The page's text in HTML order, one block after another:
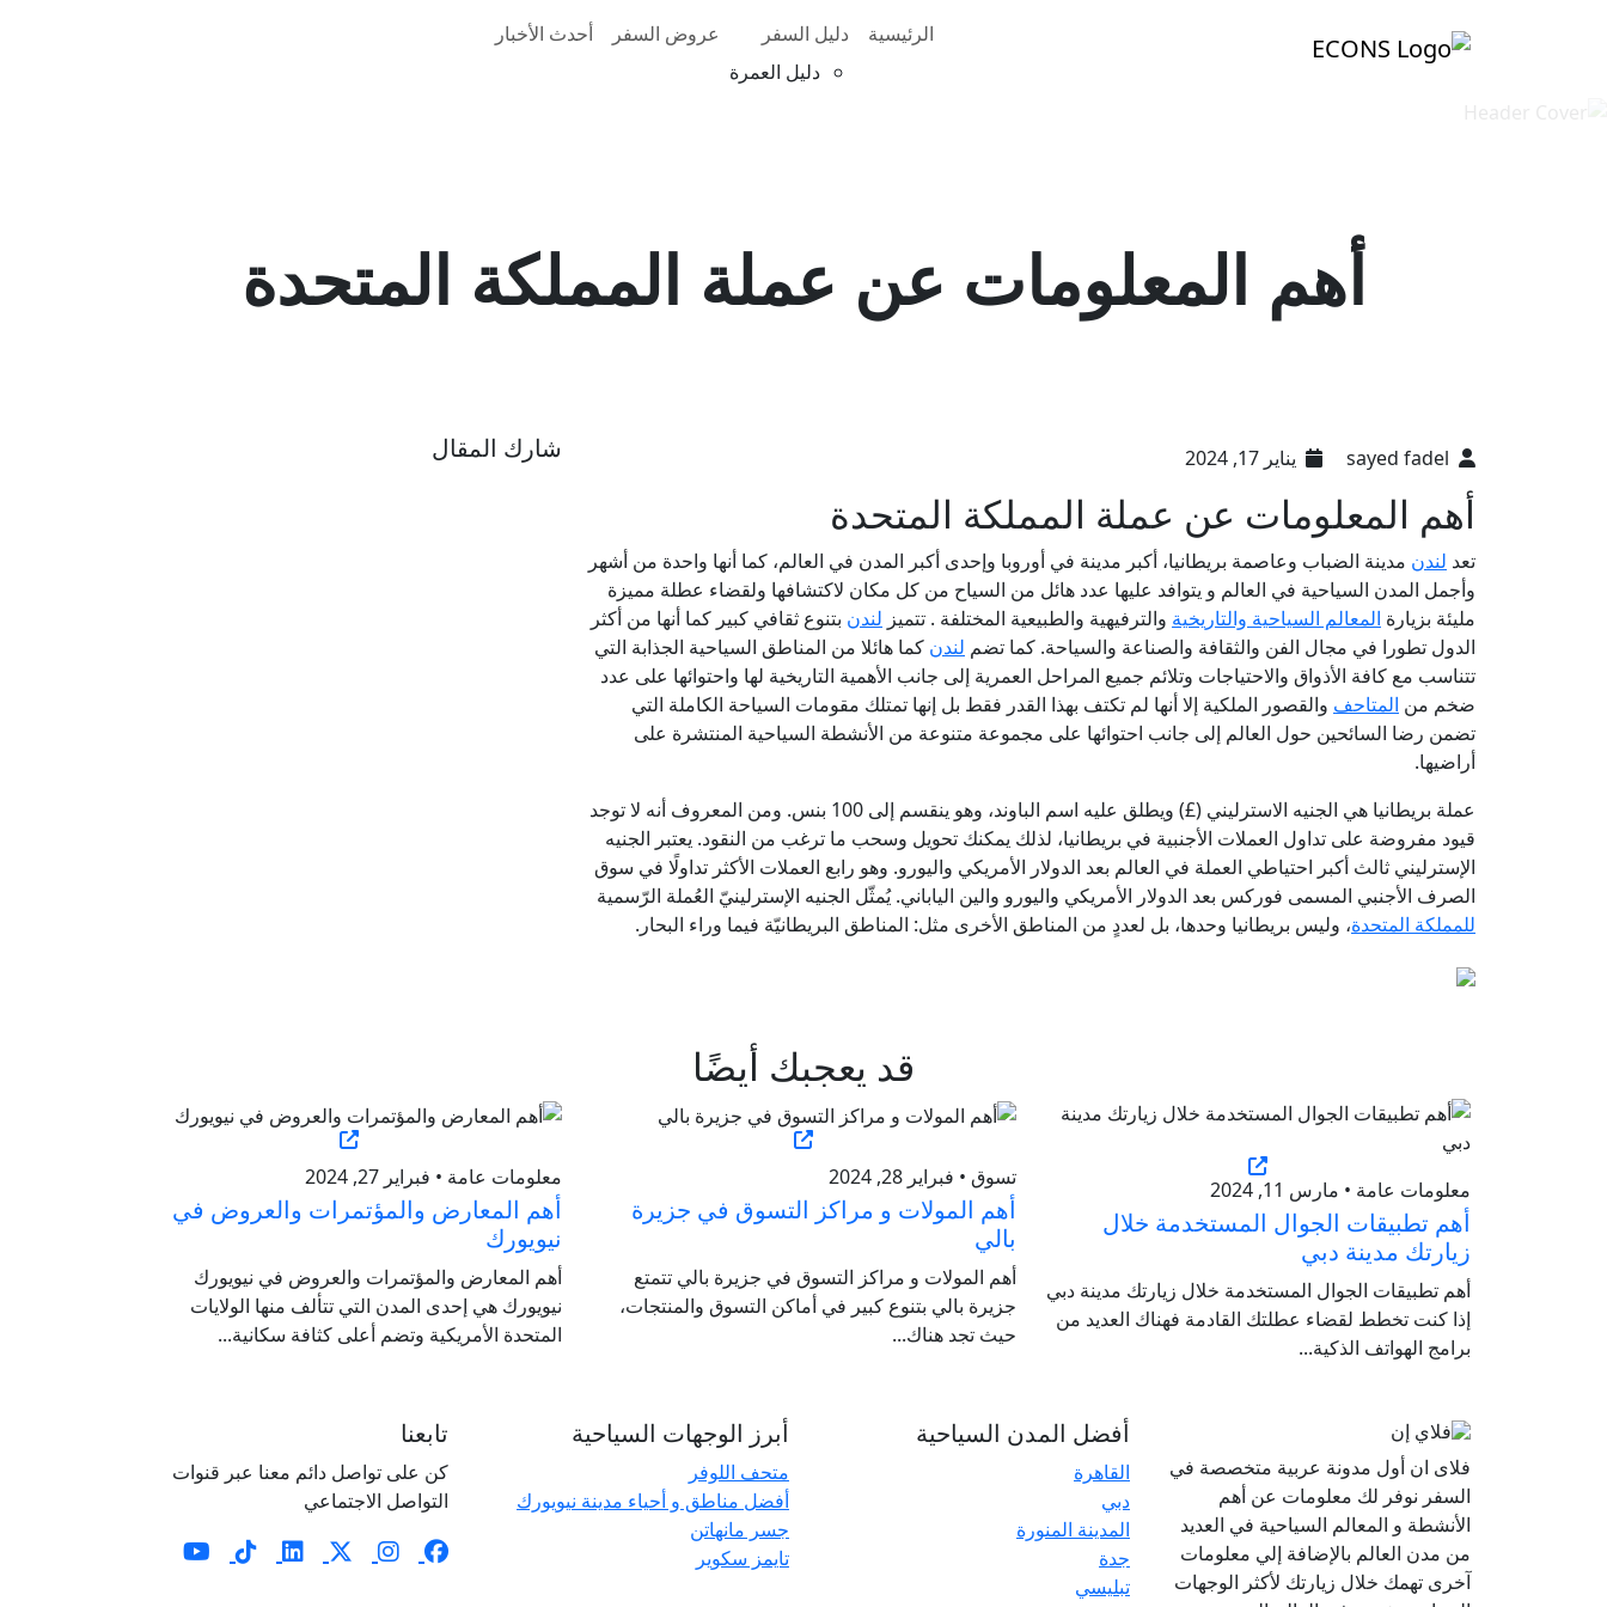
الرئيسية
دليل السفر
دليل العمرة
عروض السفر أحدث الأخبار
أهم المعلومات عن عملة المملكة المتحدة
يناير 17, 2024
أهم المعلومات عن عملة المملكة المتحدة
تعد لندن مدينة الضباب وعاصمة بريطانيا، أكبر مدينة في أوروبا وإحدى أكبر المدن في العالم، كما أنها واحدة من أشهر
وأجمل المدن السياحية في العالم و يتوافد عليها عدد هائل من السياح من كل مكان لاكتشافها ولقضاء عطلة مميزة
مليئة بزيارة المعالم السياحية والتاريخية والترفيهية والطبيعية المختلفة . تتميز لندن بتنوع ثقافي كبير كما أنها من أكثر
الدول تطورا في مجال الفن والثقافة والصناعة والسياحة. كما تضم لندن كما هائلا من المناطق السياحية الجذابة التي
تتناسب مع كافة الأذواق والاحتياجات وتلائم جميع المراحل العمرية إلى جانب الأهمية التاريخية لها واحتوائها على عدد
ضخم من المتاحف والقصور الملكية إلا أنها لم تكتف بهذا القدر فقط بل إنها تمتلك مقومات السياحة الكاملة التي
تضمن رضا السائحين حول العالم إلى جانب احتوائها على مجموعة متنوعة من الأنشطة السياحية المنتشرة على
أراضيها.
عملة بريطانيا هي الجنيه الاسترليني (£) ويطلق عليه اسم الباوند، وهو ينقسم إلى 100 بنس. ومن المعروف أنه لا توجد
قيود مفروضة على تداول العملات الأجنبية في بريطانيا، لذلك يمكنك تحويل وسحب ما ترغب من النقود. يعتبر الجنيه
الإسترليني ثالث أكبر احتياطي العملة في العالم بعد الدولار الأمريكي واليورو. وهو رابع العملات الأكثر تداولًا في سوق
الصرف الأجنبي المسمى فوركس بعد الدولار الأمريكي واليورو والين الياباني. يُمثّل الجنيه الإسترلينيّ العُملة الرّسمية
للمملكة المتحدة، وليس بريطانيا وحدها، بل لعددٍ من المناطق الأخرى مثل: المناطق البريطانيّة فيما وراء البحار.
شارك المقال
قد يعجبك أيضًا
معلومات عامة • مارس 11, 2024
أهم تطبيقات الجوال المستخدمة خلال
زيارتك مدينة دبي
أهم تطبيقات الجوال المستخدمة خلال زيارتك مدينة دبي
إذا كنت تخطط لقضاء عطلتك القادمة فهناك العديد من
برامج الهواتف الذكية...
تسوق • فبراير 28, 2024
أهم المولات و مراكز التسوق في جزيرة
بالي
أهم المولات و مراكز التسوق في جزيرة بالي تتمتع
جزيرة بالي بتنوع كبير في أماكن التسوق والمنتجات،
حيث تجد هناك...
معلومات عامة • فبراير 27, 2024
أهم المعارض والمؤتمرات والعروض في
نيويورك
أهم المعارض والمؤتمرات والعروض في نيويورك
نيويورك هي إحدى المدن التي تتألف منها الولايات
المتحدة الأمريكية وتضم أعلى كثافة سكانية...
فلاى ان أول مدونة عربية متخصصة في
السفر نوفر لك معلومات عن أهم
الأنشطة و المعالم السياحية في العديد
من مدن العالم بالإضافة إلي معلومات
آخرى تهمك خلال زيارتك لأكثر الوجهات
أفضل المدن السياحية
القاهرة
دبي
المدينة المنورة
جدة
تبليسي
أبرز الوجهات السياحية
متحف اللوفر
أفضل مناطق و أحياء مدينة نيويورك
جسر مانهاتن
تايمز سكوير
تابعنا
كن على تواصل دائم معنا عبر قنوات
التواصل الاجتماعي